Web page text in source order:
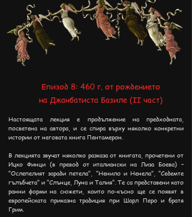
Епизод 8: 460 г. от рождението
на Джанбатиста Базиле (II част)
Настоящата лекция е продължение на предходната,
посветена на автора, и се спира върху няколко конкретни
истории от неговата книга Пентамерон.
В лекцията звучат няколко разказа от книгата, прочетени от
Ицко Финци (в превод от италиански на Лиза Боева) –
"Ослепелият заради петела", "Ненило и Ненела", "Седемте
гълъбчета" и "Слънце, Луна и Талия". Те са представени като
ранни форми на сюжети, които по-късно ще се появят в
европейската приказна традиция при Шарл Перо и братя
Грим.